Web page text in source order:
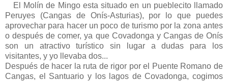
El Molín de Mingo esta situado en un pueblecito llamado
Peruyes (Cangas de Onís-Asturias), por lo que puedes
aprovechar para hacer un poco de turismo por la zona antes
o después de comer, ya que Covadonga y Cangas de Onís
son un atractivo turístico sin lugar a dudas para los
visitantes, y yo llevaba dos...
Después de hacer la ruta de rigor por el Puente Romano de
Cangas, el Santuario y los lagos de Covadonga, cogimos